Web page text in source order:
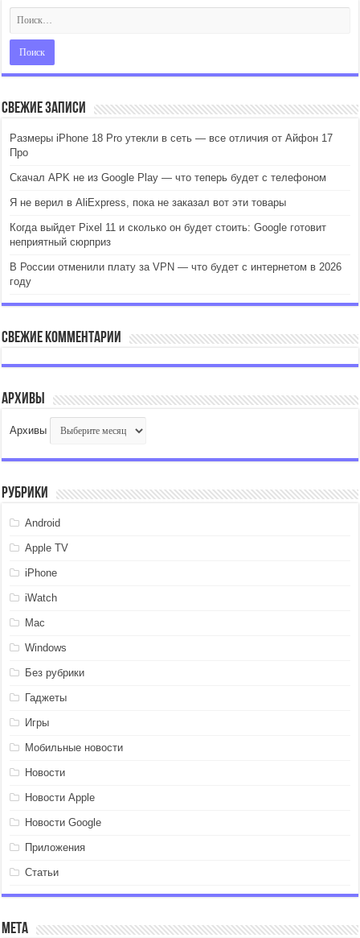
Свежие записи
Размеры iPhone 18 Pro утекли в сеть — все отличия от Айфон 17
Про
Скачал APK не из Google Play — что теперь будет с телефоном
Я не верил в AliExpress, пока не заказал вот эти товары
Когда выйдет Pixel 11 и сколько он будет стоить: Google готовит
неприятный сюрприз
В России отменили плату за VPN — что будет с интернетом в 2026
году
Свежие комментарии
Архивы
Архивы
Рубрики
Android
Apple TV
iPhone
iWatch
Mac
Windows
Без рубрики
Гаджеты
Игры
Мобильные новости
Новости
Новости Apple
Новости Google
Приложения
Статьи
Мета